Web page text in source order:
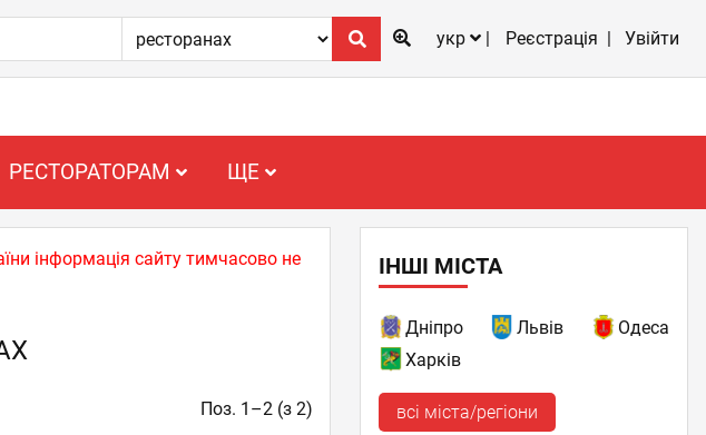
укр
Реєстрація Увійти
РЕСТОРАТОРАМ ЩЕ
інформація сайту тимчасово не
Поз. 1–2 (з 2)
ІНШІ МІСТА
Дніпро Львів
Одеса
Харків
всі міста/регіони